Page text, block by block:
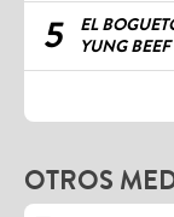
5
EL
YUNG BEEF
OTROS